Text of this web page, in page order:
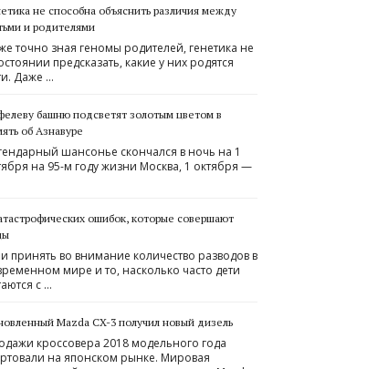
не способна объяснить различия между
и родителями
точно зная геномы родителей, генетика не
предсказать, какие у них родятся
Даже …
башню подсветят золотым цветом в
об Азнавуре
шансонье скончался в ночь на 1
на 95-м году жизни Москва, 1 октября —
ошибок, которые совершают
принять во внимание количество разводов в
мире и то, насколько часто дети
с …
Mazda CX-3 получил новый дизель
кроссовера 2018 модельного года
на японском рынке. Мировая